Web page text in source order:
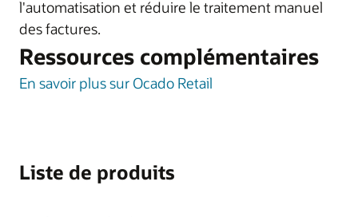
l'automatisation et réduire le traitement manuel
des factures.
Ressources complémentaires
En savoir plus sur Ocado Retail
Liste de produits